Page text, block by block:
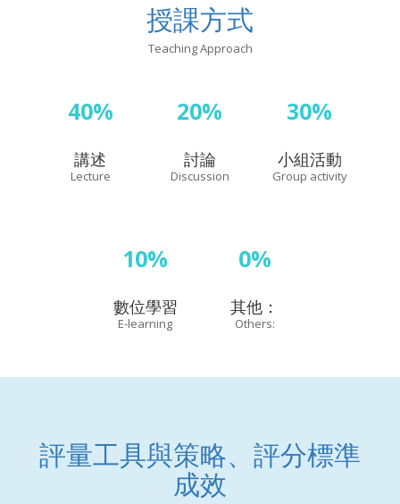
授課方式
Teaching Approach
40%
講述
Lecture
20%
討論
Discussion
30%
小組活動
Group activity
10%
數位學習
E-learning
0%
其他：
Others:
評量工具與策略、評分標準
成效